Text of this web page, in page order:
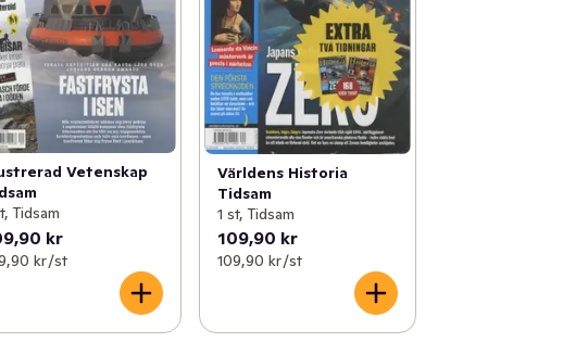
Vetenskap
Tidsam
kr
kr /st
Världens Historia
Tidsam
1 st, Tidsam
109,90 kr
109,90 kr /st